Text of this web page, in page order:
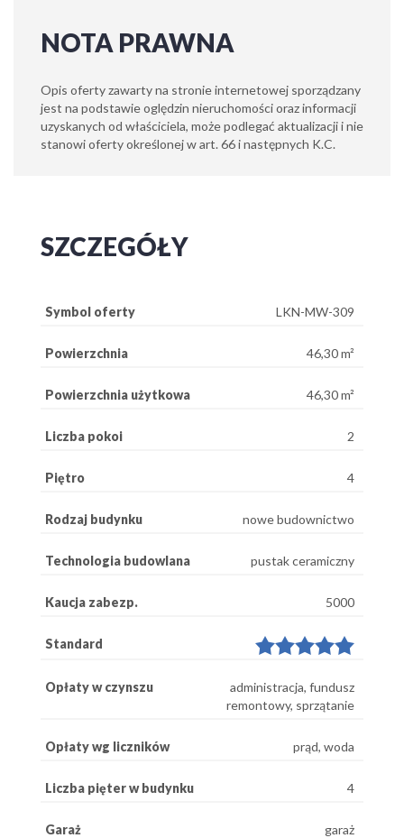
NOTA PRAWNA
Opis oferty zawarty na stronie internetowej sporządzany
jest na podstawie oględzin nieruchomości oraz informacji
uzyskanych od właściciela, może podlegać aktualizacji i nie
stanowi oferty określonej w art. 66 i następnych K.C.
SZCZEGÓŁY
Symbol oferty LKN-MW-309
Powierzchnia 46,30 m²
Powierzchnia użytkowa 46,30 m²
Liczba pokoi 2
Piętro 4
Rodzaj budynku nowe budownictwo
Technologia budowlana pustak ceramiczny
Kaucja zabezp. 5000
Standard
Opłaty w czynszu
administracja, fundusz
remontowy, sprzątanie
Opłaty wg liczników prąd, woda
Liczba pięter w budynku 4
Garaż garaż